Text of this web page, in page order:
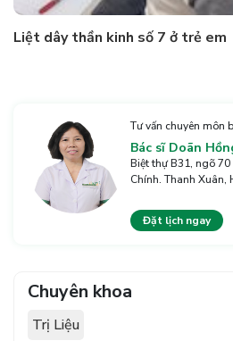
Liệt dây thần kinh số 7 ở trẻ em
Tư vấn chuyên môn
Bác sĩ Doãn
Biệt thự B31, ngõ
Chính. Thanh Xuân,
Đặt lịch ngay
Chuyên khoa
Trị Liệu